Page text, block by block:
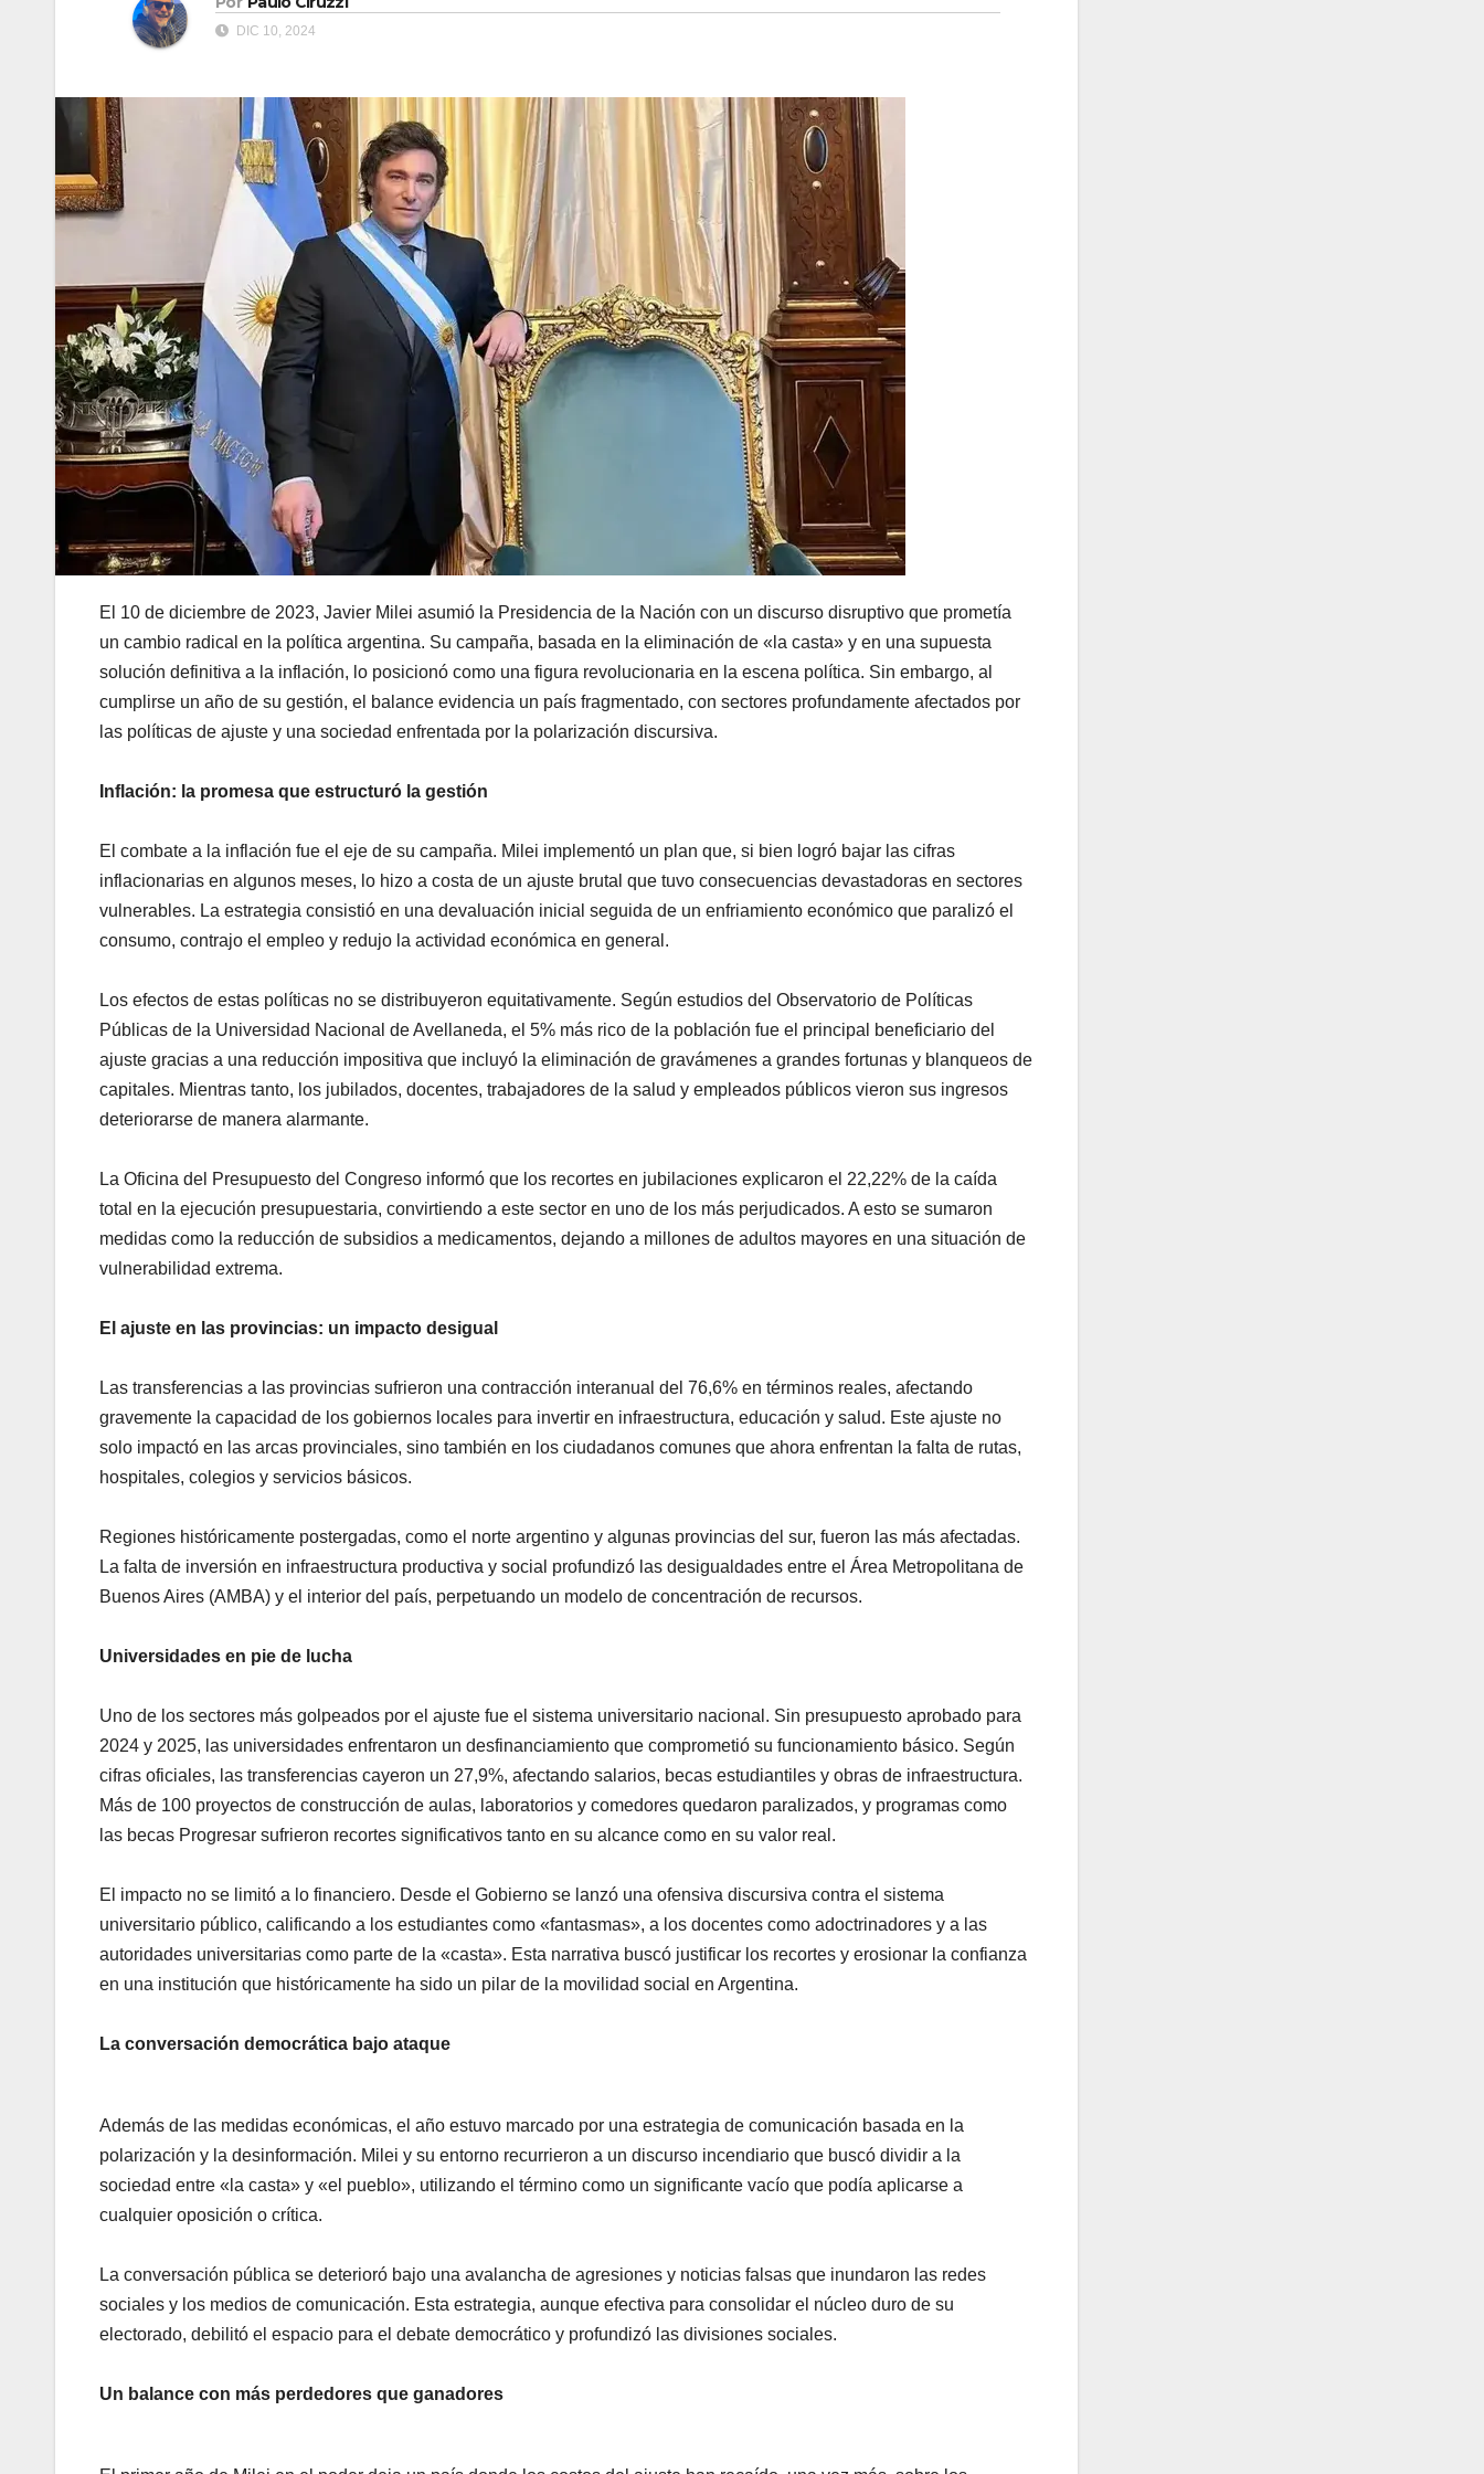
DIC 10, 2024
El 10 de diciembre de 2023, Javier Milei asumió la Presidencia de la Nación con un discurso disruptivo que prometía
un cambio radical en la política argentina. Su campaña, basada en la eliminación de «la casta» y en una supuesta
solución definitiva a la inflación, lo posicionó como una figura revolucionaria en la escena política. Sin embargo, al
cumplirse un año de su gestión, el balance evidencia un país fragmentado, con sectores profundamente afectados por
las políticas de ajuste y una sociedad enfrentada por la polarización discursiva.
Inflación: la promesa que estructuró la gestión
El combate a la inflación fue el eje de su campaña. Milei implementó un plan que, si bien logró bajar las cifras
inflacionarias en algunos meses, lo hizo a costa de un ajuste brutal que tuvo consecuencias devastadoras en sectores
vulnerables. La estrategia consistió en una devaluación inicial seguida de un enfriamiento económico que paralizó el
consumo, contrajo el empleo y redujo la actividad económica en general.
Los efectos de estas políticas no se distribuyeron equitativamente. Según estudios del Observatorio de Políticas
Públicas de la Universidad Nacional de Avellaneda, el 5% más rico de la población fue el principal beneficiario del
ajuste gracias a una reducción impositiva que incluyó la eliminación de gravámenes a grandes fortunas y blanqueos de
capitales. Mientras tanto, los jubilados, docentes, trabajadores de la salud y empleados públicos vieron sus ingresos
deteriorarse de manera alarmante.
La Oficina del Presupuesto del Congreso informó que los recortes en jubilaciones explicaron el 22,22% de la caída
total en la ejecución presupuestaria, convirtiendo a este sector en uno de los más perjudicados. A esto se sumaron
medidas como la reducción de subsidios a medicamentos, dejando a millones de adultos mayores en una situación de
vulnerabilidad extrema.
El ajuste en las provincias: un impacto desigual
Las transferencias a las provincias sufrieron una contracción interanual del 76,6% en términos reales, afectando
gravemente la capacidad de los gobiernos locales para invertir en infraestructura, educación y salud. Este ajuste no
solo impactó en las arcas provinciales, sino también en los ciudadanos comunes que ahora enfrentan la falta de rutas,
hospitales, colegios y servicios básicos.
Regiones históricamente postergadas, como el norte argentino y algunas provincias del sur, fueron las más afectadas.
La falta de inversión en infraestructura productiva y social profundizó las desigualdades entre el Área Metropolitana de
Buenos Aires (AMBA) y el interior del país, perpetuando un modelo de concentración de recursos.
Universidades en pie de lucha
Uno de los sectores más golpeados por el ajuste fue el sistema universitario nacional. Sin presupuesto aprobado para
2024 y 2025, las universidades enfrentaron un desfinanciamiento que comprometió su funcionamiento básico. Según
cifras oficiales, las transferencias cayeron un 27,9%, afectando salarios, becas estudiantiles y obras de infraestructura.
Más de 100 proyectos de construcción de aulas, laboratorios y comedores quedaron paralizados, y programas como
las becas Progresar sufrieron recortes significativos tanto en su alcance como en su valor real.
El impacto no se limitó a lo financiero. Desde el Gobierno se lanzó una ofensiva discursiva contra el sistema
universitario público, calificando a los estudiantes como «fantasmas», a los docentes como adoctrinadores y a las
autoridades universitarias como parte de la «casta». Esta narrativa buscó justificar los recortes y erosionar la confianza
en una institución que históricamente ha sido un pilar de la movilidad social en Argentina.
La conversación democrática bajo ataque
Además de las medidas económicas, el año estuvo marcado por una estrategia de comunicación basada en la
polarización y la desinformación. Milei y su entorno recurrieron a un discurso incendiario que buscó dividir a la
sociedad entre «la casta» y «el pueblo», utilizando el término como un significante vacío que podía aplicarse a
cualquier oposición o crítica.
La conversación pública se deterioró bajo una avalancha de agresiones y noticias falsas que inundaron las redes
sociales y los medios de comunicación. Esta estrategia, aunque efectiva para consolidar el núcleo duro de su
electorado, debilitó el espacio para el debate democrático y profundizó las divisiones sociales.
Un balance con más perdedores que ganadores